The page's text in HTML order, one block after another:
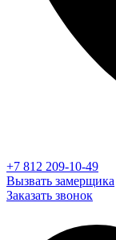
+7 812 209-10-49
Вызвать замерщика
Заказать звонок